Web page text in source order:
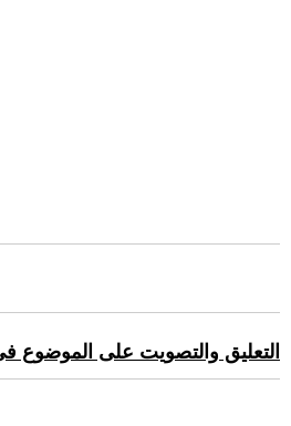
التعليق والتصويت على الموضوع